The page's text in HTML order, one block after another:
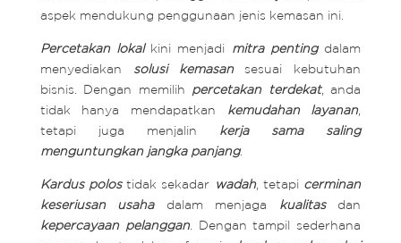
aspek mendukung penggunaan jenis kemasan ini.
Percetakan lokalkini menjadi mitra pentingdalam
menyediakan solusi kemasansesuai kebutuhan
bisnis. Dengan memilih percetakan terdekat, anda
tidak hanya mendapatkan kemudahan layanan,
tetapi juga menjalin kerja sama saling
menguntungkan jangka panjang.
Kardus polostidak sekadar wadah, tetapi cerminan
keseriusan usahadalam menjaga kualitasdan
kepercayaan pelanggan. Dengan tampil sederhana